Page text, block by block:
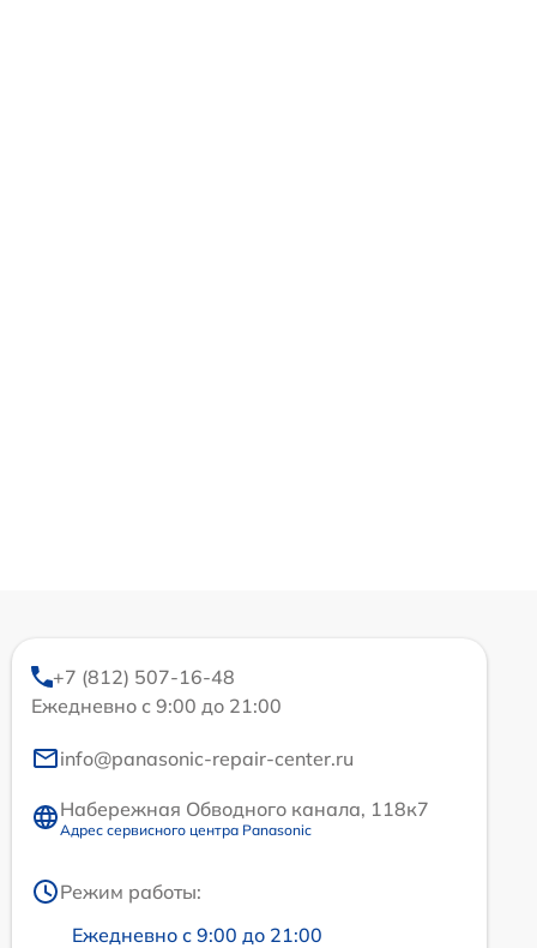
+7 (812) 507-16-48
Ежедневно с 9:00 до 21:00
info@panasonic-repair-center.ru
Набережная Обводного канала, 118к7
Адрес сервисного центра Panasonic
Режим работы:
Ежедневно с 9:00 до 21:00